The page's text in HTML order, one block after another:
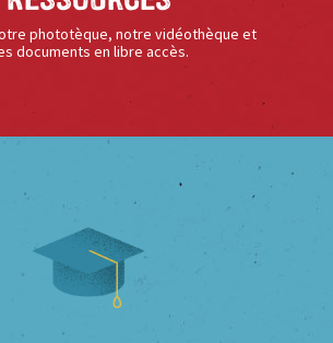
phototèque, notre vidéothèque et
documents en libre accès.